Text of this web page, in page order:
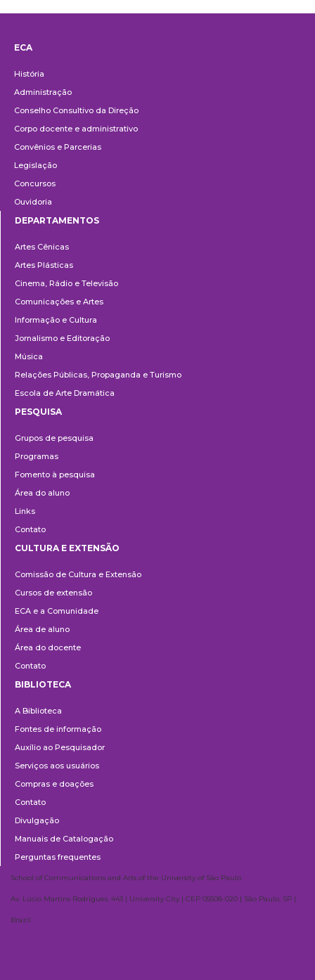
ECA
História
Administração
Conselho Consultivo da Direção
Corpo docente e administrativo
Convênios e Parcerias
Legislação
Concursos
Ouvidoria
DEPARTAMENTOS
Artes Cênicas
Artes Plásticas
Cinema, Rádio e Televisão
Comunicações e Artes
Informação e Cultura
Jornalismo e Editoração
Música
Relações Públicas, Propaganda e Turismo
Escola de Arte Dramática
PESQUISA
Grupos de pesquisa
Programas
Fomento à pesquisa
Área do aluno
Links
Contato
e
Extensão
CULTURA E EXTENSÃO
Comissão de Cultura e Extensão
Cursos de extensão
ECA e a Comunidade
Área de aluno
Área do docente
Contato
BIBLIOTECA
A Biblioteca
Fontes de informação
Auxílio ao Pesquisador
Serviços aos usuários
Compras e doações
Contato
Divulgação
Manuais de Catalogação
Perguntas frequentes
School of Communications and Arts of the University of São Paulo
Av. Lúcio Martins Rodrigues, 443 | University City | CEP 05508-020 | São Paulo, SP |
Brazil